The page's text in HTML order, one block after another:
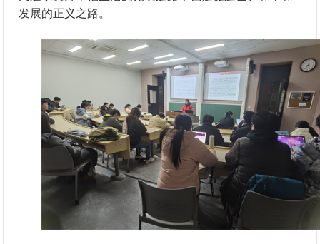
发展的正义之路。